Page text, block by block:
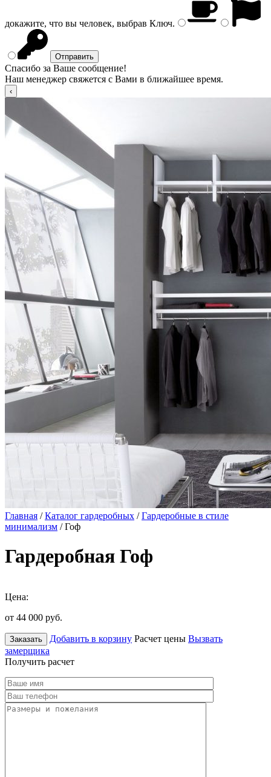
докажите, что вы человек, выбрав Ключ.
Спасибо за Ваше сообщение!
Наш менеджер свяжется с Вами в ближайшее время.
Главная /Каталог гардеробных /Гардеробные в стиле
минимализм / Гоф
Гардеробная Гоф
Цена:
от 44 000 руб.
Заказать Добавить в корзину Расчет цены Вызвать
замерщика
Получить расчет